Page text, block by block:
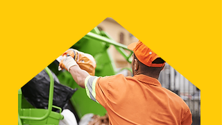
компания – это профессиональное
управление многоквартирными домами.